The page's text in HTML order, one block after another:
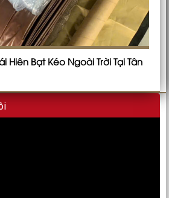
Hiên Bạt Kéo Ngoài Trời Tại Tân